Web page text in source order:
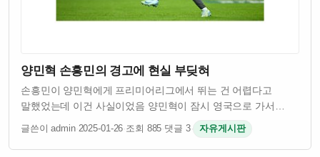
양민혁 손흥민의 경고에 현실 부딪혀
손흥민이 양민혁에게 프리미어리그에서 뛰는 건 어렵다고
말했었는데 이건 사실이었음 양민혁이 잠시 영국으로 가서
테스트를 받았는데 결과가 좋지 않았다고 함 프리미어리그는
세계 최고 수준의 리그라서 선수들이 들어가기 쉽지 않다는 걸
손흥민이 잘 알고 있었던 거임 양민혁은 어…
글쓴이 admin·2025-01-26·조회 885·댓글 3· 자유게시판